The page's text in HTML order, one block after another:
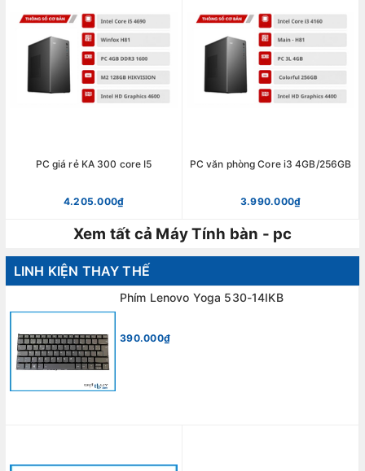
PC giá rẻ KA 300 core I5
4.205.000₫
PC văn phòng Core i3 4GB/256GB
3.990.000₫
Xem tất cả Máy Tính bàn - pc
LINH KIỆN THAY THẾ
Phím Lenovo Yoga 530-14IKB
390.000₫